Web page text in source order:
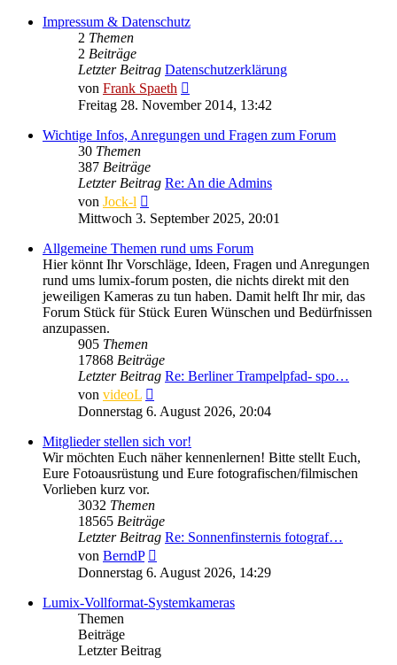
Impressum & Datenschutz
2 Themen
2 Beiträge
Letzter Beitrag Datenschutzerklärung
von Frank Spaeth
Beitrag
Freitag 28. November 2014, 13:42
Wichtige Infos, Anregungen und Fragen zum Forum
30 Themen
387 Beiträge
Letzter Beitrag Re: An die Admins
von Jock-l
Beitrag
Mittwoch 3. September 2025, 20:01
Allgemeine Themen rund ums Forum
Hier könnt Ihr Vorschläge, Ideen, Fragen und Anregungen
rund ums lumix-forum posten, die nichts direkt mit den
jeweiligen Kameras zu tun haben. Damit helft Ihr mir, das
Forum Stück für Stück Euren Wünschen und Bedürfnissen
anzupassen.
905 Themen
17868 Beiträge
Letzter Beitrag Re: Berliner Trampelpfad- spo…
von videoL
Beitrag
Donnerstag 6. August 2026, 20:04
Mitglieder stellen sich vor!
Wir möchten Euch näher kennenlernen! Bitte stellt Euch,
Eure Fotoausrüstung und Eure fotografischen/filmischen
Vorlieben kurz vor.
3032 Themen
18565 Beiträge
Letzter Beitrag Re: Sonnenfinsternis fotograf…
von BerndP
Beitrag
Donnerstag 6. August 2026, 14:29
Lumix-Vollformat-Systemkameras
Themen
Beiträge
Letzter Beitrag